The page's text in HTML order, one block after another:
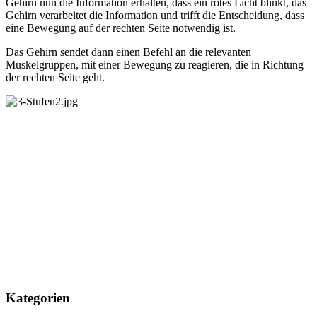
Gehirn nun die Information erhalten, dass ein rotes Licht blinkt, das
Gehirn verarbeitet die Information und trifft die Entscheidung, dass
eine Bewegung auf der rechten Seite notwendig ist.
Das Gehirn sendet dann einen Befehl an die relevanten
Muskelgruppen, mit einer Bewegung zu reagieren, die in Richtung
der rechten Seite geht.
Kategorien